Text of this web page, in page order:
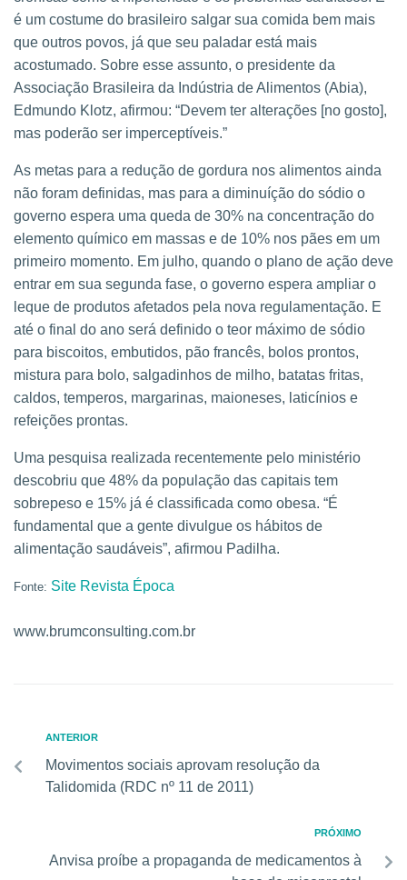
é um costume do brasileiro salgar sua comida bem mais
que outros povos, já que seu paladar está mais
acostumado. Sobre esse assunto, o presidente da
Associação Brasileira da Indústria de Alimentos (Abia),
Edmundo Klotz, afirmou: “Devem ter alterações [no gosto],
mas poderão ser imperceptíveis.”
As metas para a redução de gordura nos alimentos ainda
não foram definidas, mas para a diminuíção do sódio o
governo espera uma queda de 30% na concentração do
elemento químico em massas e de 10% nos pães em um
primeiro momento. Em julho, quando o plano de ação deve
entrar em sua segunda fase, o governo espera ampliar o
leque de produtos afetados pela nova regulamentação. E
até o final do ano será definido o teor máximo de sódio
para biscoitos, embutidos, pão francês, bolos prontos,
mistura para bolo, salgadinhos de milho, batatas fritas,
caldos, temperos, margarinas, maioneses, laticínios e
refeições prontas.
Uma pesquisa realizada recentemente pelo ministério
descobriu que 48% da população das capitais tem
sobrepeso e 15% já é classificada como obesa. “É
fundamental que a gente divulgue os hábitos de
alimentação saudáveis”, afirmou Padilha.
Fonte: Site Revista Época
www.brumconsulting.com.br
ANTERIOR
Movimentos sociais aprovam resolução da
Talidomida (RDC nº 11 de 2011)
PRÓXIMO
Anvisa proíbe a propaganda de medicamentos à